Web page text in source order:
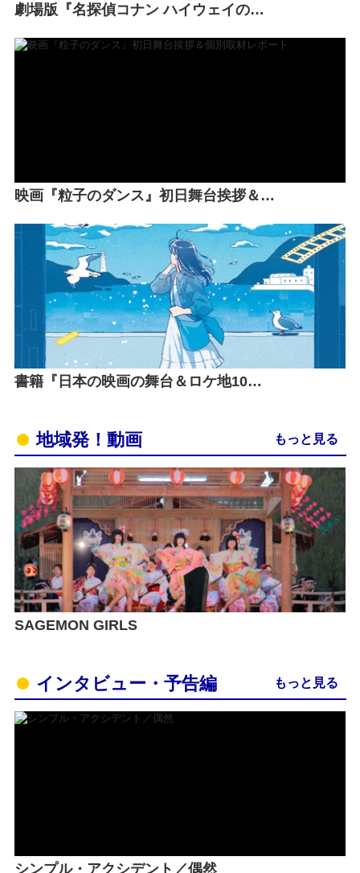
劇場版『名探偵コナン ハイウェイの…
映画『粒子のダンス』初日舞台挨拶＆…
書籍『日本の映画の舞台＆ロケ地10…
地域発！動画 もっと見る
SAGEMON GIRLS
インタビュー・予告編 もっと見る
シンプル・アクシデント／偶然